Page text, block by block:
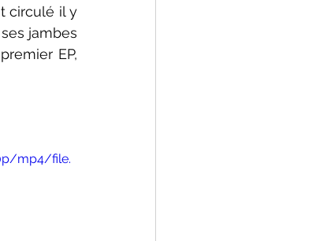
circulé il y
jambes
EP,
mp4/file.